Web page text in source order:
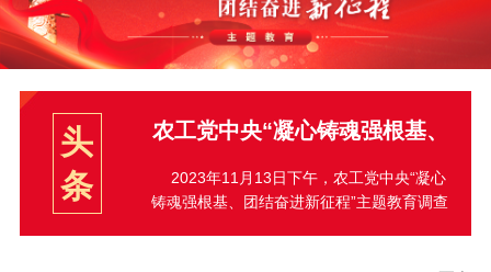
头
条
农工党中央“凝心铸魂强根基、
团结奋进新征程”主题教育调查
研究成果交流会在京召开 ...
2023年11月13日下午，农工党中央“凝心
铸魂强根基、团结奋进新征程”主题教育调查